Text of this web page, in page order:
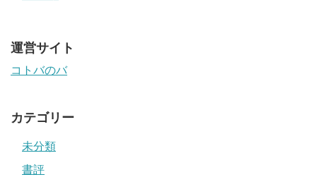
運営サイト
コトバのバ
カテゴリー
未分類
書評